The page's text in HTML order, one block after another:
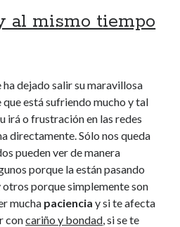
al mismo tiempo
dejado salir su maravillosa
está sufriendo mucho y tal
irá o frustración en las redes
directamente. Sólo nos queda
pueden ver de manera
porque la están pasando
porque simplemente son
mucha paciencia y si te afecta
concariño y bondad, si se te